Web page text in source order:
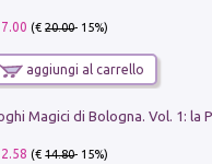
(€20.00- 15%)
aggiungi al carrello
(€14.80- 15%)